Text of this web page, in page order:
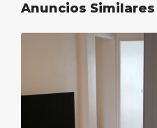
Anuncios Similares